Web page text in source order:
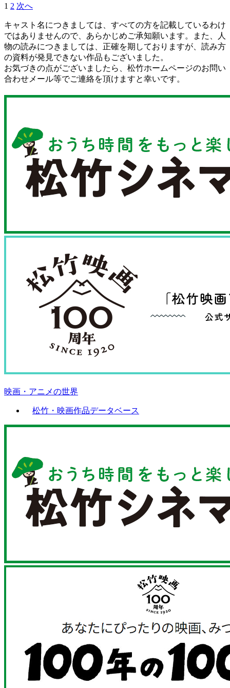
1 2 次へ
キャスト名につきましては、すべての方を記載しているわけ
ではありませんので、あらかじめご承知願います。また、人
物の読みにつきましては、正確を期しておりますが、読み方
の資料が発見できない作品もございました。
お気づきの点がございましたら、松竹ホームページのお問い
合わせメール等でご連絡を頂けますと幸いです。
映画・アニメの世界
松竹・映画作品データベース